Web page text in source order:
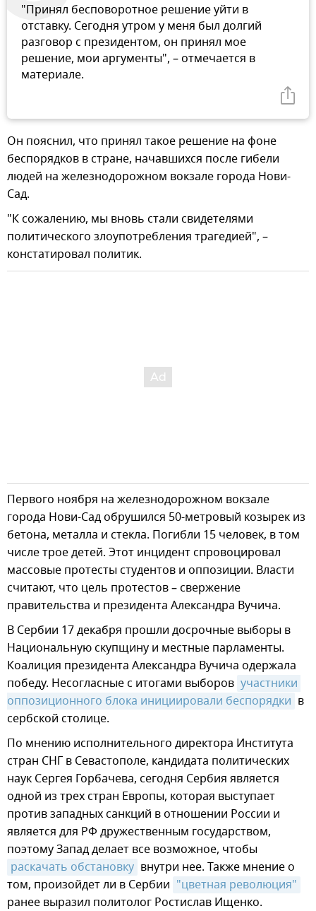
"Принял бесповоротное решение уйти в
отставку. Сегодня утром у меня был долгий
разговор с президентом, он принял мое
решение, мои аргументы", – отмечается в
материале.
Он пояснил, что принял такое решение на фоне
беспорядков в стране, начавшихся после гибели
людей на железнодорожном вокзале города Нови-
Сад.
"К сожалению, мы вновь стали свидетелями
политического злоупотребления трагедией", –
констатировал политик.
Первого ноября на железнодорожном вокзале
города Нови-Сад обрушился 50-метровый козырек из
бетона, металла и стекла. Погибли 15 человек, в том
числе трое детей. Этот инцидент спровоцировал
массовые протесты студентов и оппозиции. Власти
считают, что цель протестов – свержение
правительства и президента Александра Вучича.
В Сербии 17 декабря прошли досрочные выборы в
Национальную скупщину и местные парламенты.
Коалиция президента Александра Вучича одержала
победу. Несогласные с итогами выборов участники
оппозиционного блока инициировали беспорядки в
сербской столице.
По мнению исполнительного директора Института
стран СНГ в Севастополе, кандидата политических
наук Сергея Горбачева, сегодня Сербия является
одной из трех стран Европы, которая выступает
против западных санкций в отношении России и
является для РФ дружественным государством,
поэтому Запад делает все возможное, чтобы
раскачать обстановку внутри нее. Также мнение о
том, произойдет ли в Сербии "цветная революция"
ранее выразил политолог Ростислав Ищенко.